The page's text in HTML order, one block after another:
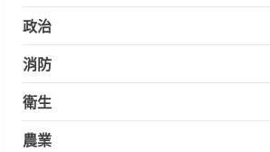
政治
消防
衛生
農業